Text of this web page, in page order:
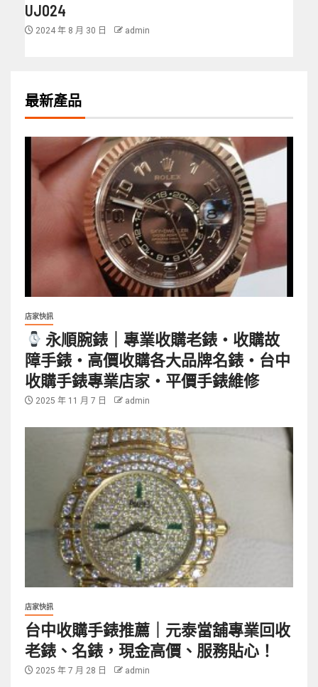
UJ024
2024 年 8 月 30 日 admin
最新產品
店家快訊
永順腕錶｜專業收購老錶・收購故
障手錶・高價收購各大品牌名錶・台中
收購手錶專業店家・平價手錶維修
2025 年 11 月 7 日 admin
店家快訊
台中收購手錶推薦｜元泰當舖專業回收
老錶、名錶，現金高價、服務貼心！
2025 年 7 月 28 日 admin